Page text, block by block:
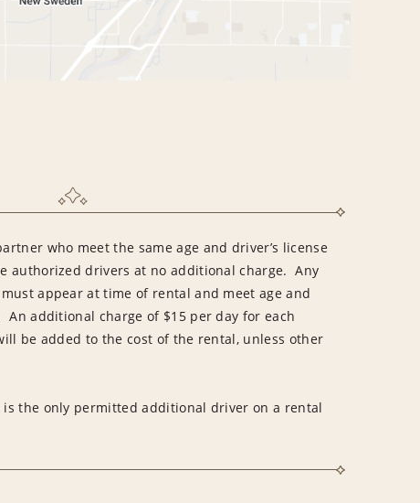
who meet the same age and driver’s license
authorized drivers at no additional charge. Any
appear at time of rental and meet age and
An additional charge of $15 per day for each
be added to the cost of the rental, unless other
the only permitted additional driver on a rental